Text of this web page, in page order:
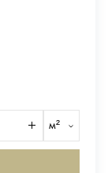
м²